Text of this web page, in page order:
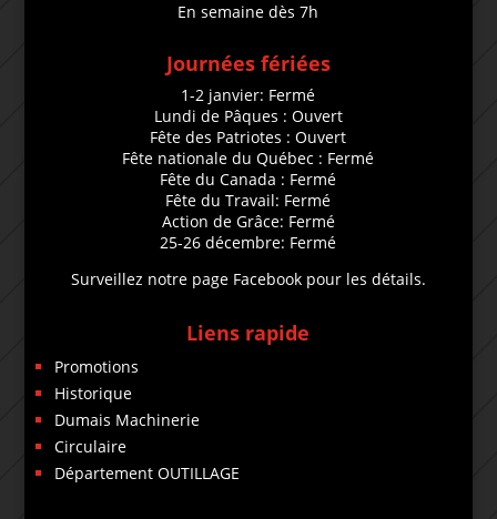
En semaine dès 7h
Journées fériées
1-2 janvier: Fermé
Lundi de Pâques : Ouvert
Fête des Patriotes : Ouvert
Fête nationale du Québec : Fermé
Fête du Canada : Fermé
Fête du Travail: Fermé
Action de Grâce: Fermé
25-26 décembre: Fermé
Surveillez notre page Facebook pour les détails.
Liens rapide
Promotions
Historique
Dumais Machinerie
Circulaire
Département OUTILLAGE